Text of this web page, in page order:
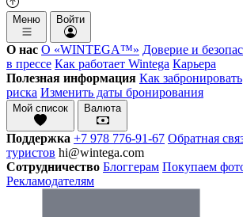
Меню Войти
О нас О «WINTEGA™» Доверие и
в прессе Как работает Wintega Карьера
Полезная информация Как забронировать
риска Изменить даты бронирования
Мой список Валюта
Поддержка +7 978 776-91-67 Обратная
туристов hi@wintega.com
Сотрудничество Блоггерам Покупаем
Рекламодателям